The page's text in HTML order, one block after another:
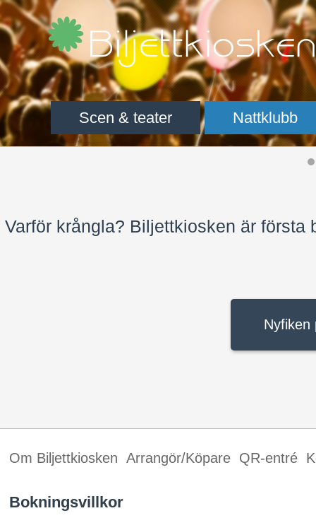
Scen & teater Nattklubb
Varför krångla? Biljettkiosken är
Nyfiken
Om Biljettkiosken Arrangör/Köpare QR-entré
Bokningsvillkor